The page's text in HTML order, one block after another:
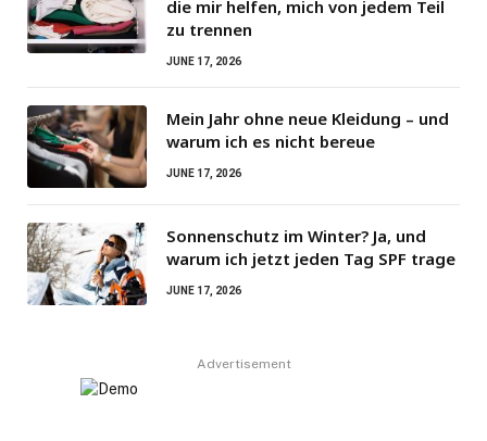
die mir helfen, mich von jedem Teil
zu trennen
JUNE 17, 2026
Mein Jahr ohne neue Kleidung – und
warum ich es nicht bereue
JUNE 17, 2026
Sonnenschutz im Winter? Ja, und
warum ich jetzt jeden Tag SPF trage
JUNE 17, 2026
Advertisement